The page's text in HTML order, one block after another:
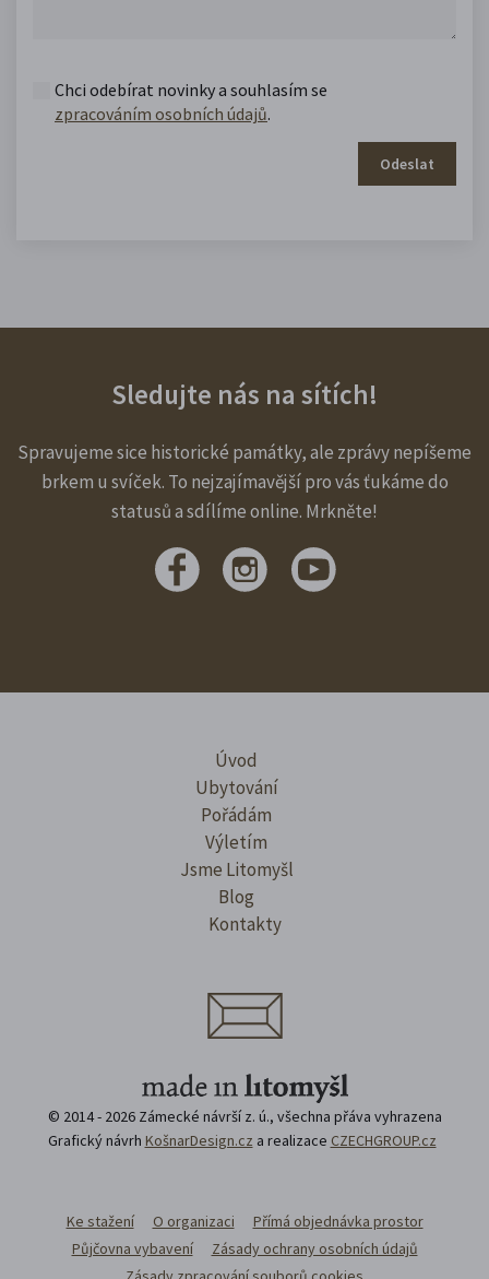
Chci odebírat novinky a souhlasím se
zpracováním osobních údajů.
Odeslat
Sledujte nás na sítích!
Spravujeme sice historické památky, ale zprávy nepíšeme
brkem u svíček. To nejzajímavější pro vás ťukáme do
statusů a sdílíme online. Mrkněte!
Úvod
Ubytování
Pořádám
Výletím
Jsme Litomyšl
Blog
Kontakty
© 2014 - 2026 Zámecké návrší z. ú., všechna přáva vyhrazena
Grafický návrh KošnarDesign.cz a realizace CZECHGROUP.cz
Ke stažení O organizaci
Přímá objednávka prostor
Půjčovna vybavení
Zásady ochrany osobních údajů